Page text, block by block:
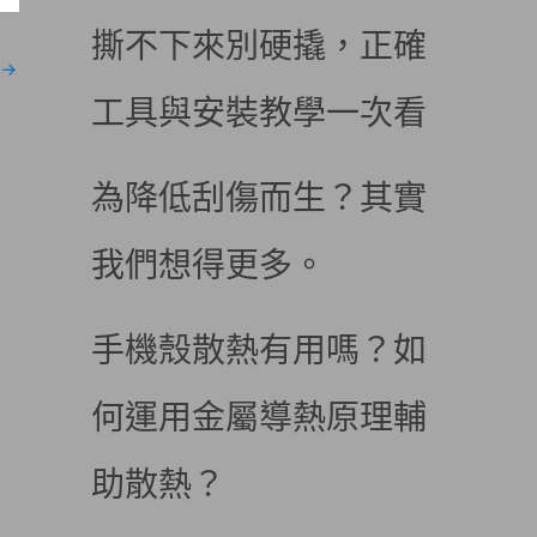
→
撕不下來別硬撬，正確
工具與安裝教學一次看
為降低刮傷而生？其實
我們想得更多。
手機殼散熱有用嗎？如
何運用金屬導熱原理輔
助散熱？